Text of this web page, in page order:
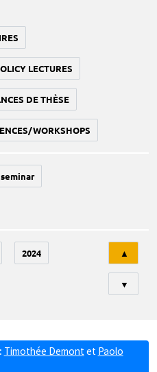
LECTURES
DE THÈSE
WORKSHOPS
2024 ▲
▼
Timothée Demont et Paolo